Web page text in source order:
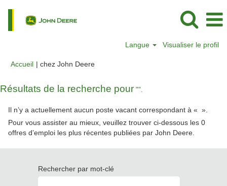
Langue Visualiser le profil
Accueil | chez John Deere(page
Résultats de la recherche pour "".
Il n’y a actuellement aucun poste vacant correspondant à « ».
Pour vous assister au mieux, veuillez trouver ci-dessous les 0
offres d’emploi les plus récentes publiées par John Deere.
Rechercher par mot-clé